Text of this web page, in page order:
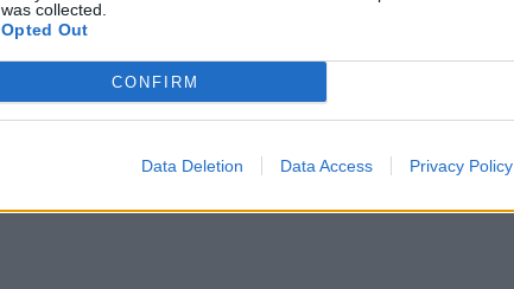
was collected.
Opted Out
CONFIRM
Data Deletion Data Access Privacy Policy